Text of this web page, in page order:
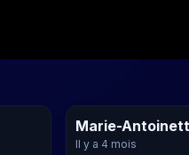
Marie-
Il y a 4 mois